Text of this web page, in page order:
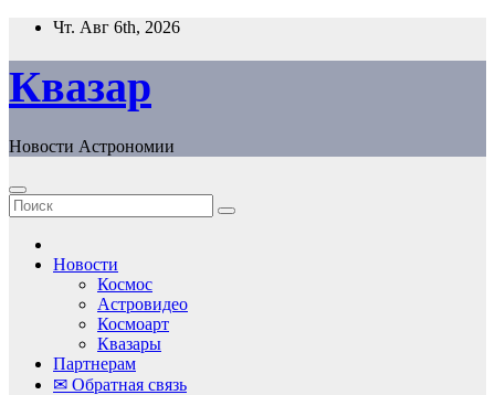
Перейти
содержанию
Чт. Авг 6th, 2026
Квазар
Новости Астрономии
Новости
Космос
Астровидео
Космоарт
Квазары
Партнерам
✉ Обратная связь